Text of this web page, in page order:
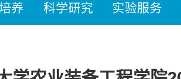
养 科学研究 实验服务